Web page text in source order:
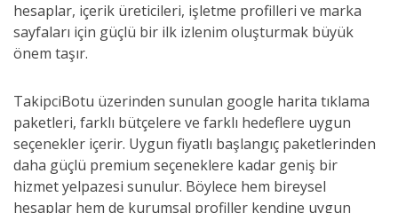
hesaplar, içerik üreticileri, işletme profilleri ve marka
sayfaları için güçlü bir ilk izlenim oluşturmak büyük
önem taşır.
TakipciBotu üzerinden sunulan google harita tıklama
paketleri, farklı bütçelere ve farklı hedeflere uygun
seçenekler içerir. Uygun fiyatlı başlangıç paketlerinden
daha güçlü premium seçeneklere kadar geniş bir
hizmet yelpazesi sunulur. Böylece hem bireysel
hesaplar hem de kurumsal profiller kendine uygun